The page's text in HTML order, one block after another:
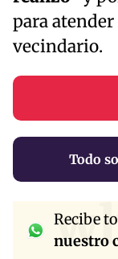
para
vecindario.
Todo
Recibe
nuestro